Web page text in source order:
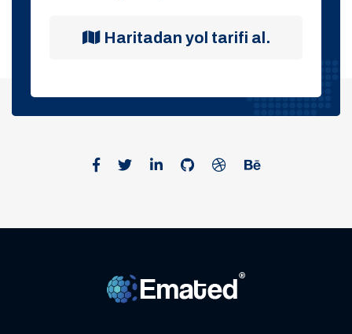
Haritadan yol tarifi al.